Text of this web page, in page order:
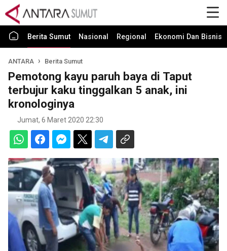
Berita Sumut Nasional Regional Ekonomi Dan Bisnis
ANTARA Berita Sumut
Pemotong kayu paruh baya di Taput
terbujur kaku tinggalkan 5 anak, ini
kronologinya
Jumat, 6 Maret 2020 22:30